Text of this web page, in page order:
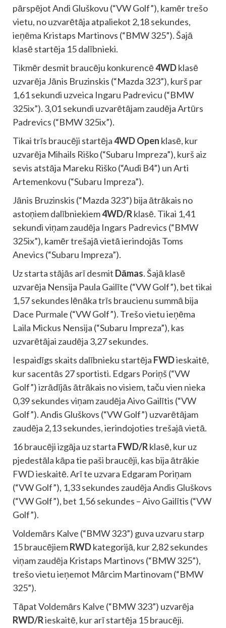
pārspējot Andi Gluškovu (“VW Golf”), kamēr trešo
vietu, no uzvarētāja atpaliekot 2,18 sekundes,
ieņēma Kristaps Martinovs (“BMW 325”). Šajā
klasē startēja 15 dalībnieki.
Tikmēr desmit braucēju konkurencē4WDklasē
uzvarēja Jānis Bruzinskis (“Mazda 323”), kurš par
1,61 sekundi uzveica Ingaru Padrevicu (“BMW
325ix”). 3,01 sekundi uzvarētājam zaudēja Artūrs
Padrevics (“BMW 325ix”).
Tikai trīs braucēji startēja4WD Open klasē, kur
uzvarēja Mihails Riško (“Subaru Impreza”), kurš aiz
sevis atstāja Mareku Riško (“Audi B4”) un Arti
Artemenkovu (“Subaru Impreza”).
Jānis Bruzinskis (“Mazda 323”) bija ātrākais no
astoņiem dalībniekiem4WD/Rklasē. Tikai 1,41
sekundi viņam zaudēja Ingars Padrevics (“BMW
325ix”), kamēr trešajā vietā ierindojās Toms
Anevics (“Subaru Impreza”).
Uz starta stājās arī desmit Dāmas. Šajā klasē
uzvarēja Nensija Paula Gailīte (“VW Golf”), bet tikai
1,57 sekundes lēnāka trīs braucienu summā bija
Dace Purmale (“VW Golf”). Trešo vietu ieņēma
Laila Mickus Nensija (“Subaru Impreza”), kas
uzvarētājai zaudēja 3,27 sekundes.
Iespaidīgs skaits dalībnieku startēja FWDieskaitē,
kur sacentās 27 sportisti. Edgars Poriņš (“VW
Golf”) izrādījās ātrākais no visiem, taču vien nieka
0,39 sekundes viņam zaudēja Aivo Gailītis (“VW
Golf”). Andis Gluškovs (“VW Golf”) uzvarētājam
zaudēja 2,13 sekundes, ierindojoties trešajā vietā.
16 braucēji izgāja uz starta FWD/Rklasē, kur uz
pjedestāla kāpa tie paši braucēji, kas bija ātrākie
FWD ieskaitē. Arī te uzvara Edgaram Poriņam
(“VW Golf”), 1,33 sekundes zaudēja Andis Gluškovs
(“VW Golf”), bet 1,56 sekundes – Aivo Gailītis (“VW
Golf”).
Voldemārs Kalve (“BMW 323”) guva uzvaru starp
15 braucējiemRWDkategorijā, kur 2,82 sekundes
viņam zaudēja Kristaps Martinovs (“BMW 325”),
trešo vietu ieņemot Mārcim Martinovam (“BMW
325”).
Tāpat Voldemārs Kalve (“BMW 323”) uzvarēja
RWD/Rieskaitē, kur arī startēja 15 braucēji.